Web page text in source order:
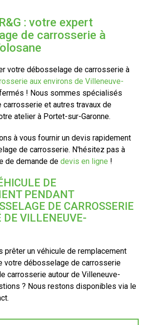
: votre expert
de carrosserie à
votre débosselage de carrosserie à
aux environs de Villeneuve-
! Nous sommes spécialisés
et autres travaux de
atelier à Portet-sur-Garonne.
à vous fournir un devis rapidement
de carrosserie. N'hésitez pas à
de demande de devis en ligne !
DE
PENDANT
DE CARROSSERIE
VILLENEUVE-
prêter un véhicule de remplacement
votre débosselage de carrosserie
carrosserie autour de Villeneuve-
? Nous restons disponibles via le